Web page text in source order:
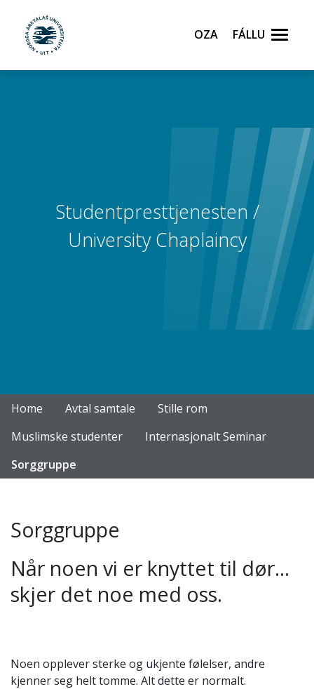
Oza Fállu
Studentpresttjenesten /
University Chaplaincy
Home Avtal samtale
Stille rom
Muslimske studenter
Internasjonalt Seminar
Sorggruppe
Sorggruppe
Når noen vi er knyttet til dør...
skjer det noe med oss.
Noen opplever sterke og ukjente følelser, andre
kjenner seg helt tomme. Alt dette er normalt.